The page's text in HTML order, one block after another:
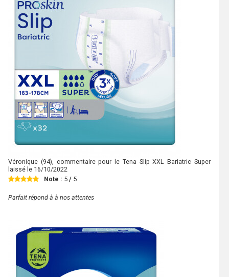
Véronique (94), commentaire pour le Tena Slip XXL Bariatric Super
laissé le 16/10/2022
Note : 5 / 5
Parfait répond à à nos attentes